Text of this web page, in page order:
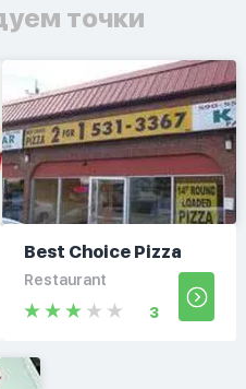
точки
Best Choice Pizza
Restaurant
3